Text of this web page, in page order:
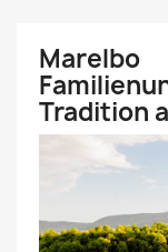
Tradition